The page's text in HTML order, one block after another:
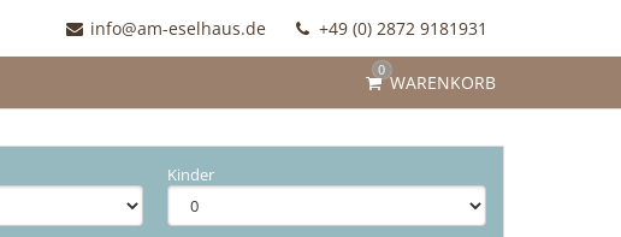
info@am-eselhaus.de +49 (0) 2872 9181931
0
WARENKORB
Kinder